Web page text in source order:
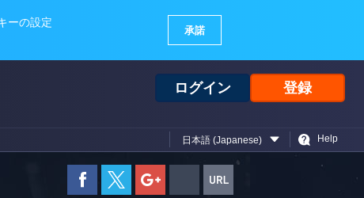
ログイン 登録
日本語 (Japanese) Help